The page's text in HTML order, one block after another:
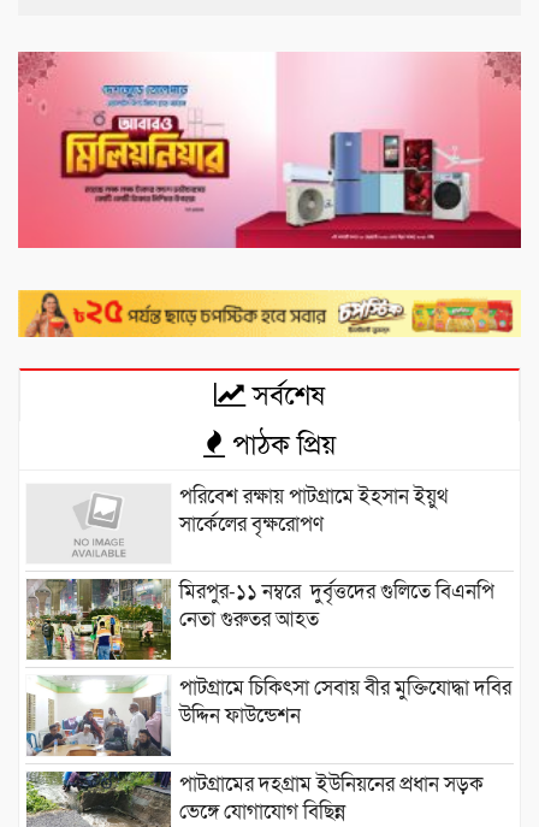
সর্বশেষ
পাঠক প্রিয়
পরিবেশ রক্ষায় পাটগ্রামে ইহসান ইয়ুথ
সার্কেলের বৃক্ষরোপণ
মিরপুর-১১ নম্বরে দুর্বৃত্তদের গুলিতে বিএনপি
নেতা গুরুতর আহত
পাটগ্রামে চিকিৎসা সেবায় বীর মুক্তিযোদ্ধা দবির
উদ্দিন ফাউন্ডেশন
পাটগ্রামের দহগ্রাম ইউনিয়নের প্রধান সড়ক
ভেঙ্গে যোগাযোগ বিছিন্ন